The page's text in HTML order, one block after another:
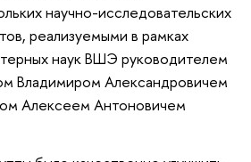
научно-исследовательских
реализуемыми в рамках
наук ВШЭ руководителем
Владимиром Александровичем
Алексеем Антоновичем